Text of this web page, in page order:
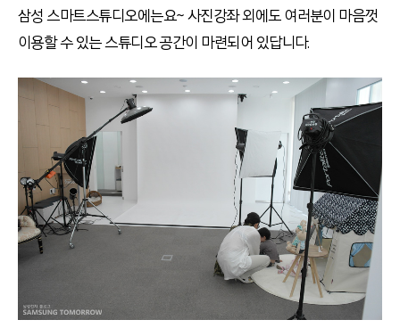
삼성 스마트스튜디오에는요~ 사진강좌 외에도 여러분이 마음껏
이용할 수 있는 스튜디오 공간이 마련되어 있답니다.